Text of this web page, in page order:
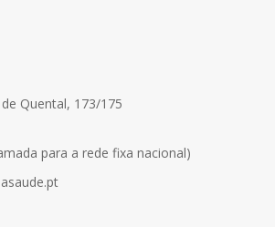
Quental, 173/175
para a rede fixa nacional)